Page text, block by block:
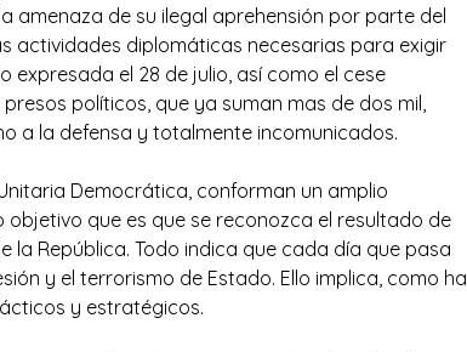
amenaza de su ilegal aprehensión por parte del
actividades diplomáticas necesarias para exigir
expresada el 28 de julio, así como el cese
políticos, que ya suman mas de dos mil,
a la defensa y totalmente incomunicados.
Democrática, conforman un amplio
que es que se reconozca el resultado de
la República. Todo indica que cada día que pasa
y el terrorismo de Estado. Ello implica, como ha
y estratégicos.